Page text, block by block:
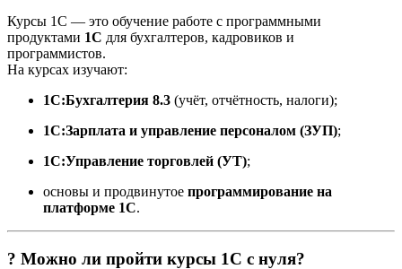
Курсы 1С — это обучение работе с программными
продуктами 1С для бухгалтеров, кадровиков и
программистов.
На курсах изучают:
1С:Бухгалтерия 8.3 (учёт, отчётность, налоги);
1С:Зарплата и управление персоналом (ЗУП);
1С:Управление торговлей (УТ);
основы и продвинутое программирование на
платформе 1С.
? Можно ли пройти курсы 1С с нуля?